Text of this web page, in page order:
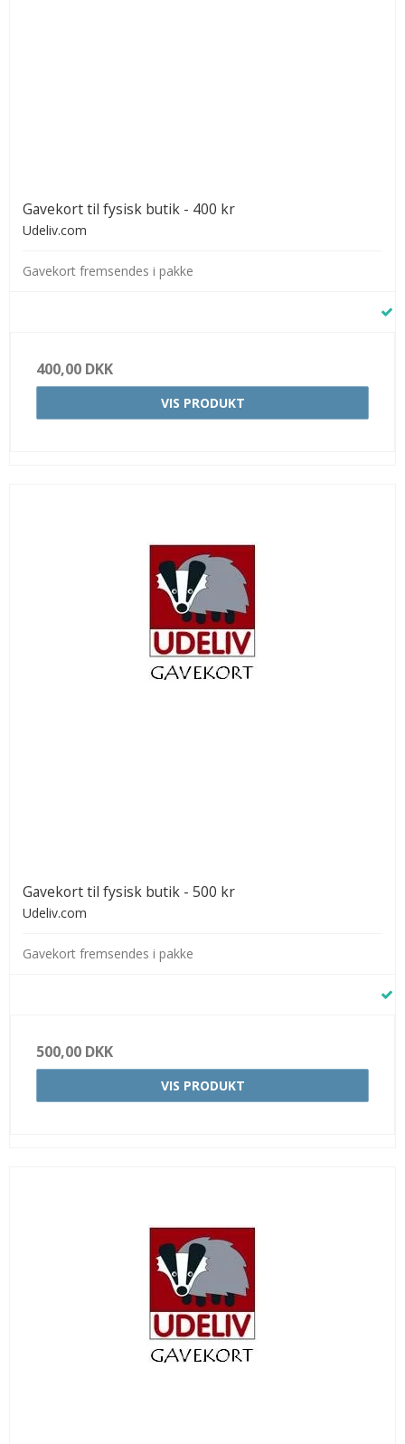
Gavekort til fysisk butik - 400 kr
Udeliv.com
Gavekort fremsendes i pakke
400,00 DKK
VIS PRODUKT
Gavekort til fysisk butik - 500 kr
Udeliv.com
Gavekort fremsendes i pakke
500,00 DKK
VIS PRODUKT